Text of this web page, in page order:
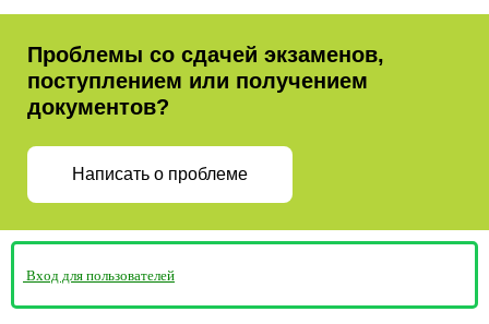
Проблемы со сдачей экзаменов,
поступлением или получением
документов?
Написать о проблеме
Вход для пользователей